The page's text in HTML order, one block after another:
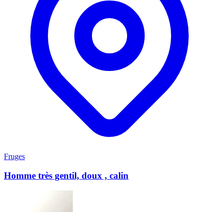
Fruges
Homme très gentil, doux , calin